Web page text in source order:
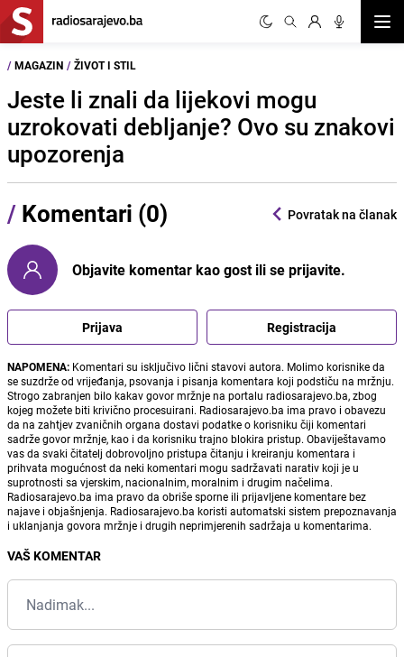
/ MAGAZIN / ŽIVOT I STIL
Jeste li znali da lijekovi mogu
uzrokovati debljanje? Ovo su znakovi
upozorenja
/ Komentari (0) Povratak na članak
Objavite komentar kao gost ili se prijavite.
Prijava Registracija
NAPOMENA: Komentari su isključivo lični stavovi autora. Molimo korisnike da
se suzdrže od vrijeđanja, psovanja i pisanja komentara koji podstiču na mržnju.
Strogo zabranjen bilo kakav govor mržnje na portalu radiosarajevo.ba, zbog
kojeg možete biti krivično procesuirani. Radiosarajevo.ba ima pravo i obavezu
da na zahtjev zvaničnih organa dostavi podatke o korisniku čiji komentari
sadrže govor mržnje, kao i da korisniku trajno blokira pristup. Obaviještavamo
vas da svaki čitatelj dobrovoljno pristupa čitanju i kreiranju komentara i
prihvata mogućnost da neki komentari mogu sadržavati narativ koji je u
suprotnosti sa vjerskim, nacionalnim, moralnim i drugim načelima.
Radiosarajevo.ba ima pravo da obriše sporne ili prijavljene komentare bez
najave i objašnjenja. Radiosarajevo.ba koristi automatski sistem prepoznavanja
i uklanjanja govora mržnje i drugih neprimjerenih sadržaja u komentarima.
VAŠ KOMENTAR